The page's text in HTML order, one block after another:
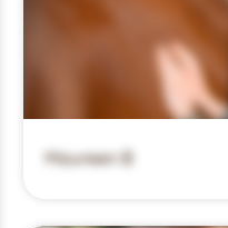
Maureen B